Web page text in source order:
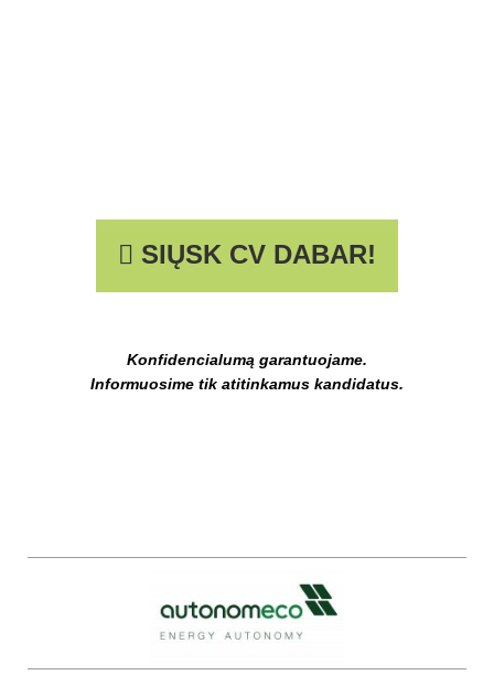
SIŲSK CV DABAR!
Konfidencialumą garantuojame.
Informuosime tik atitinkamus kandidatus.